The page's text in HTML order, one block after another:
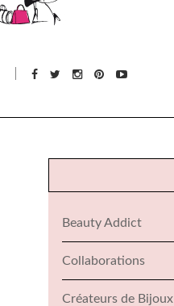
Beauty Addict
Collaborations
Créateurs de Bijoux